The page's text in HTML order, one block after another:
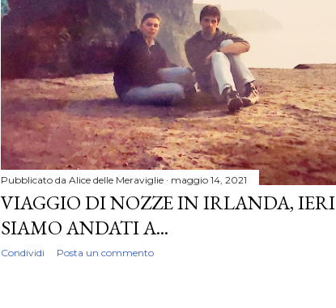
Pubblicato da Alice delle Meraviglie maggio 14, 2021
VIAGGIO DI NOZZE IN IRLANDA, IERI
SIAMO ANDATI A...
Condividi Posta un commento